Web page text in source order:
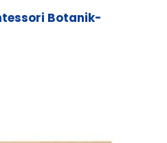
Botanik-